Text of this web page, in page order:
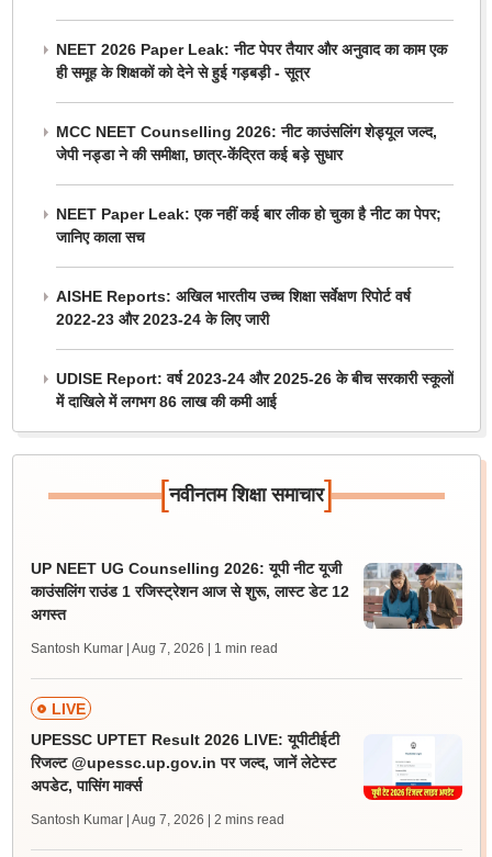
NEET 2026 Paper Leak: नीट पेपर तैयार और अनुवाद का काम एक
ही समूह के शिक्षकों को देने से हुई गड़बड़ी - सूत्र
MCC NEET Counselling 2026: नीट काउंसलिंग शेड्यूल जल्द,
जेपी नड्डा ने की समीक्षा, छात्र-केंद्रित कई बड़े सुधार
NEET Paper Leak: एक नहीं कई बार लीक हो चुका है नीट का पेपर;
जानिए काला सच
AISHE Reports: अखिल भारतीय उच्च शिक्षा सर्वेक्षण रिपोर्ट वर्ष
2022-23 और 2023-24 के लिए जारी
UDISE Report: वर्ष 2023-24 और 2025-26 के बीच सरकारी स्कूलों
में दाखिले में लगभग 86 लाख की कमी आई
[नवीनतम शिक्षा समाचार]
UP NEET UG Counselling 2026: यूपी नीट यूजी
काउंसलिंग राउंड 1 रजिस्ट्रेशन आज से शुरू, लास्ट डेट 12
अगस्त
Santosh Kumar | Aug 7, 2026 | 1 min read
LIVE
UPESSC UPTET Result 2026 LIVE: यूपीटीईटी
रिजल्ट @upessc.up.gov.in पर जल्द, जानें लेटेस्ट
अपडेट, पासिंग मार्क्स
Santosh Kumar | Aug 7, 2026 | 2 mins read